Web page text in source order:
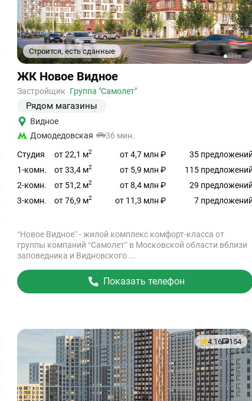
Строится, есть сданные
12345
Ссылка
на
объект
ЖК Новое Видное
Застройщик Группа "Самолет"
Рядом магазины
Видное
Домодедовская
36 мин.
Студия от 22,1 м2 от 4,7 млн ₽
35 предложений
1-комн.
от 33,4 м2 от 5,9 млн ₽
115 предложений
2-комн.
от 51,2 м2 от 8,4 млн ₽
29 предложений
3-комн.
от 76,9 м2 от 11,3 млн ₽ 7 предложений
“Новое Видное” - жилой комплекс комфорт-класса от
группы компаний “Самолет” в Московской области вблизи
заповедника и Видновского ...
Показать телефон
4.16 154